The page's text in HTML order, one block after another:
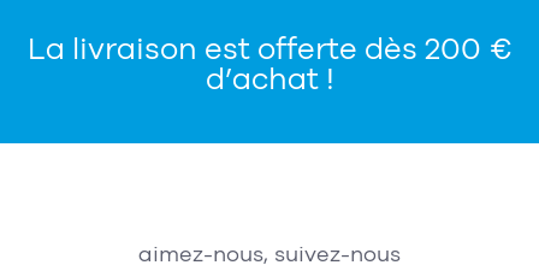
La livraison est offerte dès 200 €
d’achat !
aimez-nous, suivez-nous